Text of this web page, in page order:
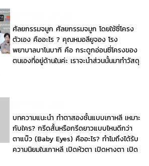
ศัลยกรรมจมูก ศัลยกรรมจมูก โดยใช้ซี่โครง
ตัวเอง คืออะไร ? คุณหมอลียูจอง โรง
พยาบาลบาโนบากิ คือ กระดูกอ่อนซี่โครงของ
ตนเองที่อยู่ด้านในค่ะ เราจะนำส่วนนั้นมาทำวัสดุ
บทความแนะนำ ทำตาสองชั้นแบบเกาหลี เหมาะ
กับใคร? กรีดสั้นหรือกรีดยาวแบบไหนดีกว่า
ตาแบ๊ว (Baby Eyes) คืออะไร? ทำไมถึงได้รับ
ความนิยมในเกาหลี เปิดหัวตา เปิดหางตา เปิด